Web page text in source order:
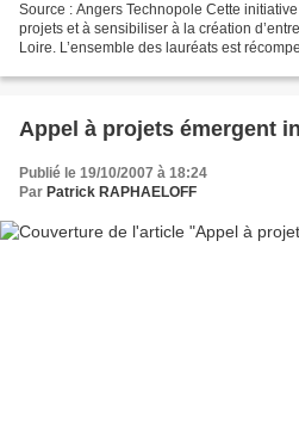
Source : Angers Technopole Cette
projets et à sensibiliser à la création
Loire. L’ensemble des lauréats est
Appel à projets émergent
Publié le 19/10/2007 à 18:24
Par Patrick RAPHAELOFF